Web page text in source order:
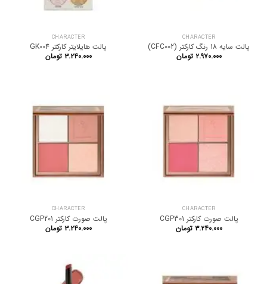
CHARACTER
پالت سایه 18 رنگ کارکتر (CFC002)
۲.۹۷۰.۰۰۰ تومان
CHARACTER
پالت هایلایتر کارکتر GK004
۳.۲۴۰.۰۰۰ تومان
CHARACTER
پالت صورت کارکتر CGP301
۳.۲۴۰.۰۰۰ تومان
CHARACTER
پالت صورت کارکتر CGP201
۳.۲۴۰.۰۰۰ تومان